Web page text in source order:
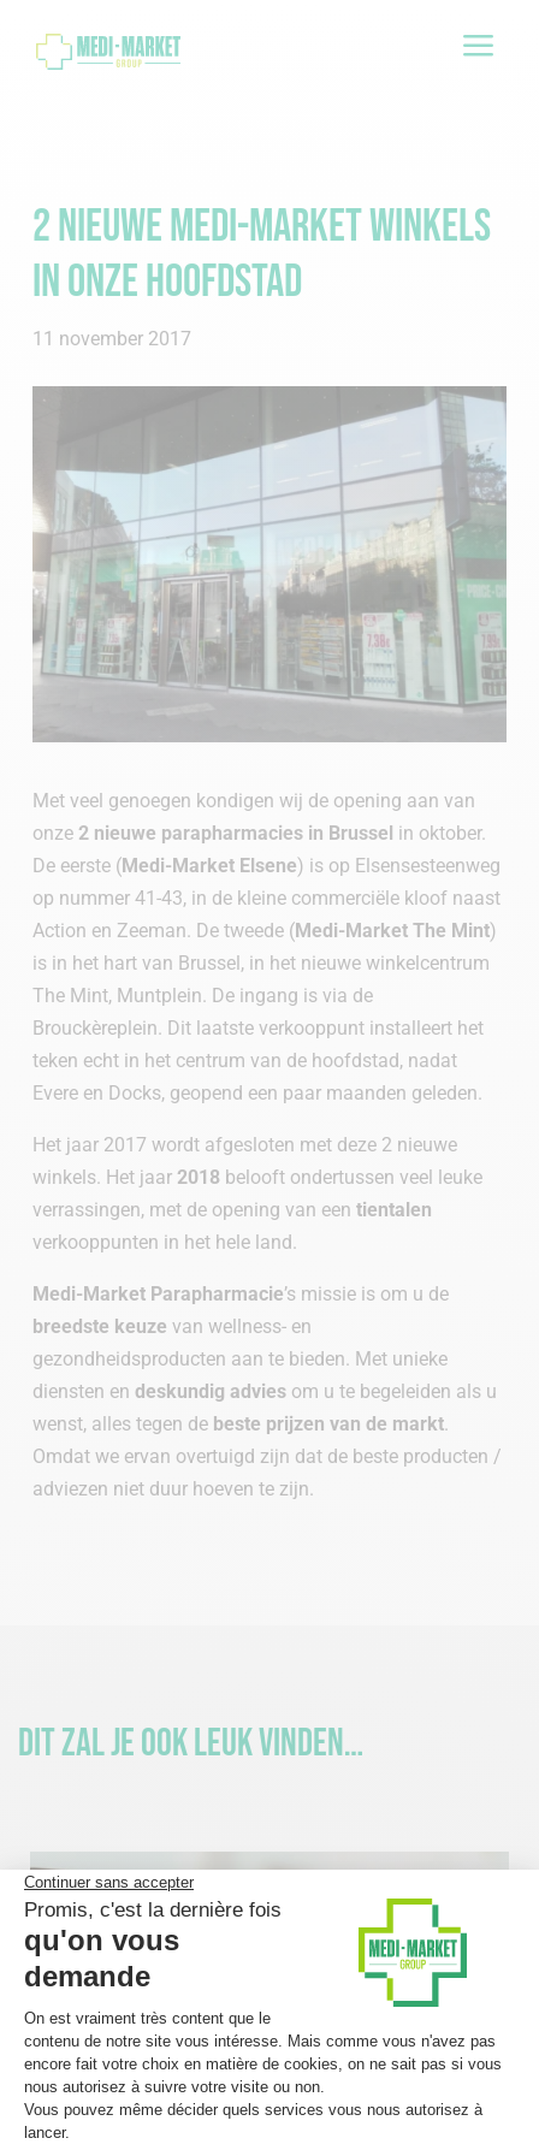
a
2 nieuwe Medi-Market winkels
in onze hoofdstad
11 november 2017
Met veel genoegen kondigen wij de opening aan van
onze 2 nieuwe parapharmacies in Brussel in oktober.
De eerste (Medi-Market Elsene) is op Elsensesteenweg
op nummer 41-43, in de kleine commerciële kloof naast
Action en Zeeman. De tweede (Medi-Market The Mint)
is in het hart van Brussel, in het nieuwe winkelcentrum
The Mint, Muntplein. De ingang is via de
Brouckèreplein. Dit laatste verkooppunt installeert het
teken echt in het centrum van de hoofdstad, nadat
Evere en Docks, geopend een paar maanden geleden.
Het jaar 2017 wordt afgesloten met deze 2 nieuwe
winkels. Het jaar 2018belooft ondertussen veel leuke
verrassingen, met de opening van een tientalen
verkooppunten in het hele land.
Medi-Market Parapharmacie’s missie is om u de
breedste keuze van wellness- en
gezondheidsproducten aan te bieden. Met unieke
diensten en deskundig adviesom u te begeleiden als u
wenst, alles tegen de beste prijzen van de markt.
Omdat we ervan overtuigd zijn dat de beste producten /
adviezen niet duur hoeven te zijn.
Dit zal je ook leuk vinden…